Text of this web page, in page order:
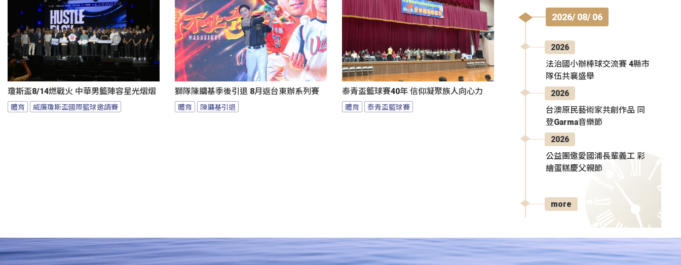
瓊斯盃8/14燃戰火 中華男籃陣容星光熠熠
體育 威廉瓊斯盃國際籃球邀請賽
獅隊陳鏞基季後引退 8月返台東辦系列賽
體育 陳鏞基引退
泰青盃籃球賽40年 信仰凝聚族人向心力
體育 泰青盃籃球賽
2026/ 08/ 06
2026
法治國小辦棒球交流賽 4縣市
隊伍共襄盛舉
2026
台澳原民藝術家共創作品 同
登Garma音樂節
2026
公益團邀愛國浦長輩義工 彩
繪蛋糕慶父親節
more